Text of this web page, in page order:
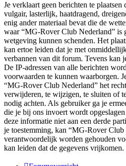
Je verklaart geen berichten te plaatsen
vulgair, lasterlijk, haatdragend,
enig ander materiaal bevat die de
waar “MG-Rover Club Nederland” is
wetgeving kunnen schenden. Het
kan ertoe leiden dat je met
verbannen van dit forum. Tevens kan
De IP-adressen van alle berichten
voorwaarden te kunnen waarborgen.
“MG-Rover Club Nederland” het
verwijderen, te wijzigen, te sluiten of
nodig achten. Als gebruiker ga je
die je bij ons invoert wordt
deze informatie niet aan een derde
je toestemming, kan “MG-Rover
verantwoordelijk worden gehouden
kan leiden dat de gegevens vrijkomen.